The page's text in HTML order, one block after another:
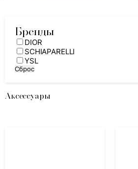
Бренды
DIOR
SCHIAPARELLI
YSL
Сброс
Аксессуары